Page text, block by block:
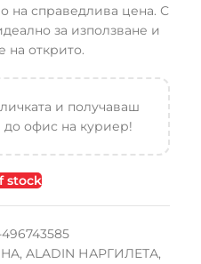
на справедлива цена. С
за използване и
на открито.
и получаваш
до офис на куриер!
stock
, ALADIN НАРГИЛЕТА,